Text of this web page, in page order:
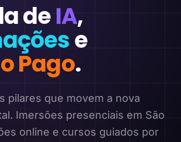
deIA,
e
Pago.
pilares que movem a nova
Imersões presenciais em São
online e cursos guiados por